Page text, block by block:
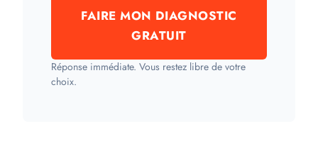
FAIRE MON DIAGNOSTIC
GRATUIT
Réponse immédiate. Vous restez libre de votre
choix.